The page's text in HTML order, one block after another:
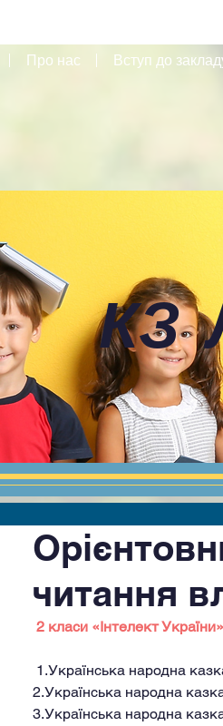
Про нас Вступ до
КЗ
читання
2 класи «Інтелект України»
1.Українська народна
2.Українська народна
3.Українська народна